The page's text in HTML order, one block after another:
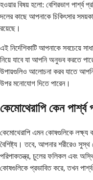
হওয়ার বিষয় হলো: বেশিরভাগ পার্শ্ব
দলের কাছে আপনাকে চিকিৎসার
রয়েছে।
এই নির্দেশিকাটি আপনাকে সবচেয়ে
নিয়ে যাবে যা আপনি অনুভব করতে
উপায়গুলিও আলোচনা করব যাতে আপনি
উপর মনোযোগ দিতে পারেন।
কেমোথেরাপি কেন পার্শ্ব
কেমোথেরাপি এমন কোষগুলিকে লক্ষ্য
বৈশিষ্ট্য। তবে, আপনার শরীরেও
পরিপাকতন্ত্র, চুলের ফলিকল এবং
কোষগুলিকে প্রভাবিত করে, তখন পার্শ্ব